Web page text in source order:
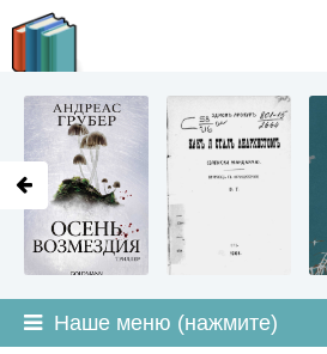
Наше меню (нажмите)
LITMIR.ORG